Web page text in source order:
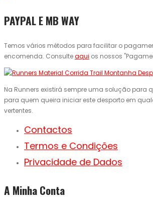
PAYPAL E MB WAY
Temos vários métodos para facilitar o
encomenda. Consulteaqui os nossos
Na Runners existirá sempre uma solução para
para quem queira iniciar este desporto em
vertentes.
Contactos
Termos e Condições
Privacidade de Dados
A Minha Conta